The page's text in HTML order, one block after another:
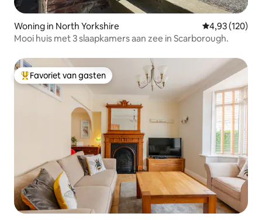
Woning in North Yorkshire Gemiddelde
4,93 (120)
Mooi huis met 3 slaapkamers aan zee in Scarborough.
Topfavoriet van gasten
Favoriet van gasten